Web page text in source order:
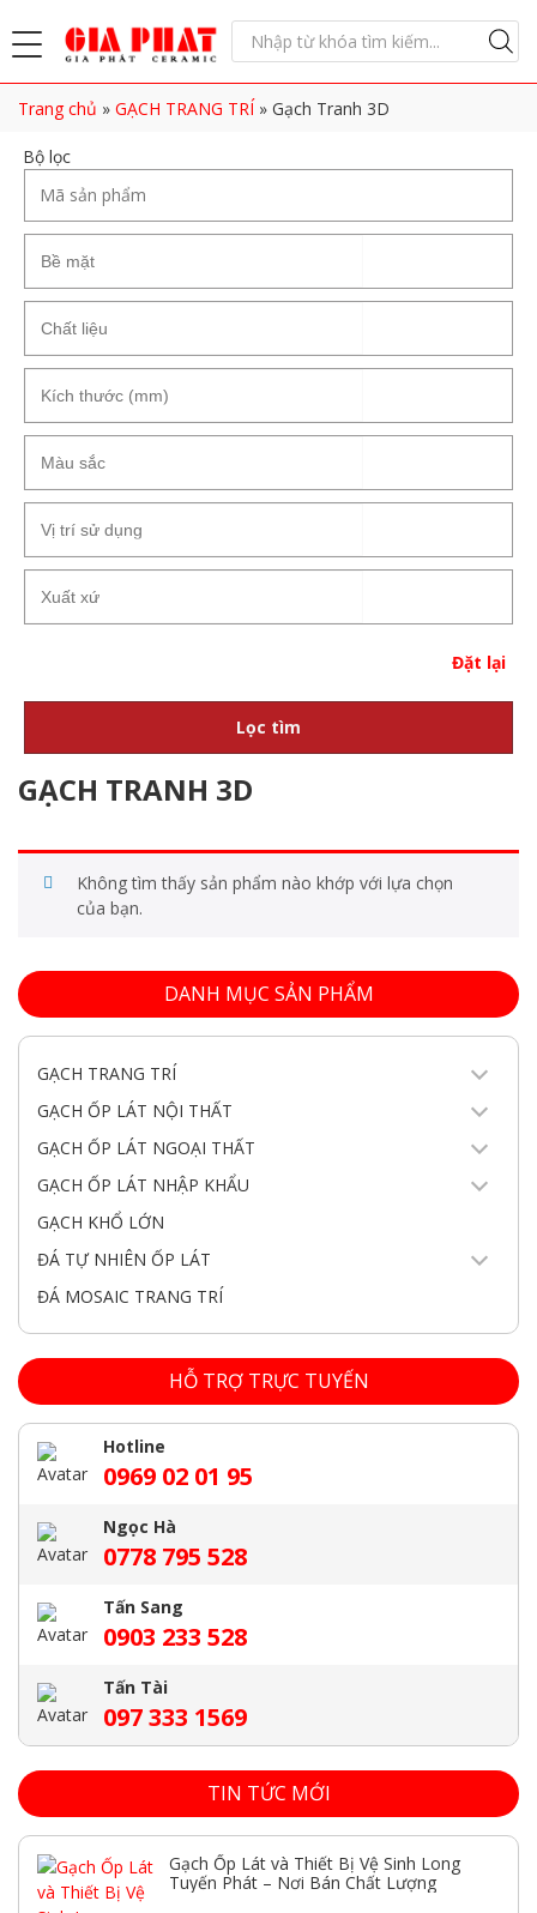
Trang chủ » GẠCH TRANG TRÍ » Gạch Tranh 3D
Bộ lọc
Đặt lại
Lọc tìm
GẠCH TRANH 3D
Không tìm thấy sản phẩm nào khớp với lựa chọn
của bạn.
DANH MỤC SẢN PHẨM
GẠCH TRANG TRÍ
GẠCH ỐP LÁT NỘI THẤT
GẠCH ỐP LÁT NGOẠI THẤT
GẠCH ỐP LÁT NHẬP KHẨU
GẠCH KHỔ LỚN
ĐÁ TỰ NHIÊN ỐP LÁT
ĐÁ MOSAIC TRANG TRÍ
HỖ TRỢ TRỰC TUYẾN
Hotline
0969 02 01 95
Ngọc Hà
0778 795 528
Tấn Sang
0903 233 528
Tấn Tài
097 333 1569
TIN TỨC MỚI
Gạch Ốp Lát và Thiết Bị Vệ Sinh Long
Tuyến Phát – Nơi Bán Chất Lượng